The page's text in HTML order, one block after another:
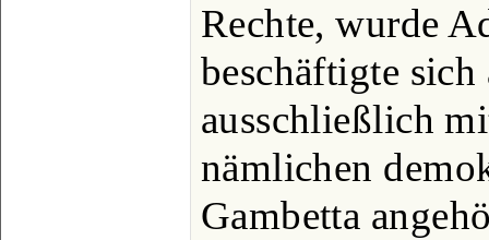
Rechte, wurde
beschäftigte
ausschließlich
nämlichen
Gambetta